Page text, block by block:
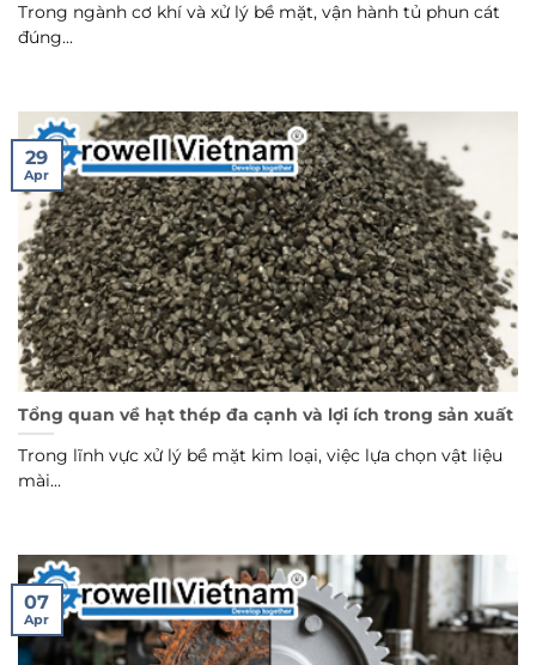
Trong ngành cơ khí và xử lý bề mặt, vận hành tủ phun cát
đúng...
Tổng quan về hạt thép đa cạnh và lợi ích trong sản xuất
Trong lĩnh vực xử lý bề mặt kim loại, việc lựa chọn vật liệu
mài...
29
Apr
07
Apr